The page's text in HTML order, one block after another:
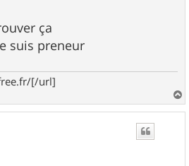
ça
suis preneur
[/url]
a